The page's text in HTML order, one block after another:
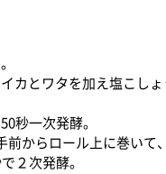
カとワタを加え塩こしょ
秒一次発酵。
からロール上に巻いて
２次発酵。